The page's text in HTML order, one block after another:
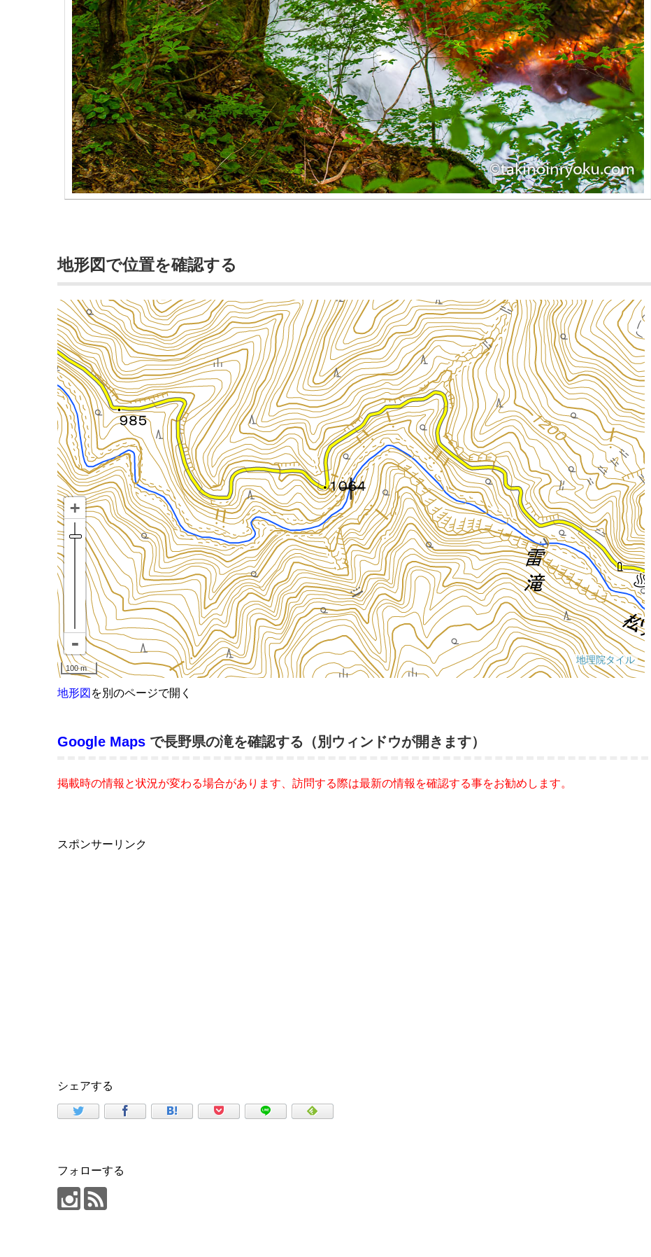
地形図で位置を確認する
地形図 を別のページで開く
Google Maps で長野県の滝を確認する（別ウィンドウが開きます）
掲載時の情報と状況が変わる場合があります、訪問する際は最新の情報を確認する事をお勧めします。
スポンサーリンク
シェアする
フォローする